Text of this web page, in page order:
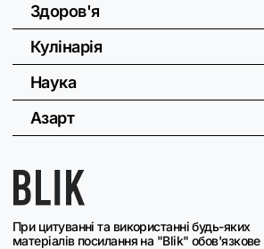
При цитуванні та використанні будь-яких
матеріалів посилання на "Blik" обов'язкове
Здоров'я
Кулінарія
Наука
Азарт